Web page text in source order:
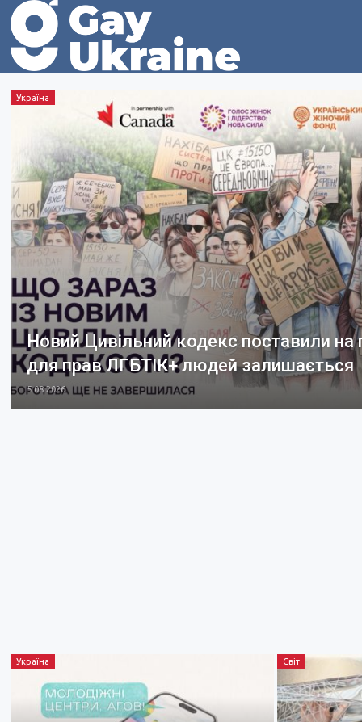
Україна
Новий Цивільний кодекс поставили на
для прав ЛГБТІК+ людей залишається
5.08.2026
Україна Світ